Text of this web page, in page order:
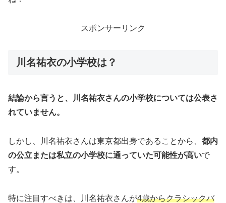
スポンサーリンク
川名祐衣の小学校は？
結論から言うと、川名祐衣さんの小学校については公表さ
れていません。
しかし、川名祐衣さんは東京都出身であることから、 都内
の公立または私立の小学校に通っていた可能性が高いで
す。
特に注目すべきは、川名祐衣さんが4歳からクラシックバ